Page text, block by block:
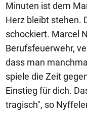
Minuten ist dem
Herz bleibt stehen.
schockiert. Marcel
Berufsfeuerwehr,
dass man
spiele die Zeit
Einstieg für dich.
tragisch", so